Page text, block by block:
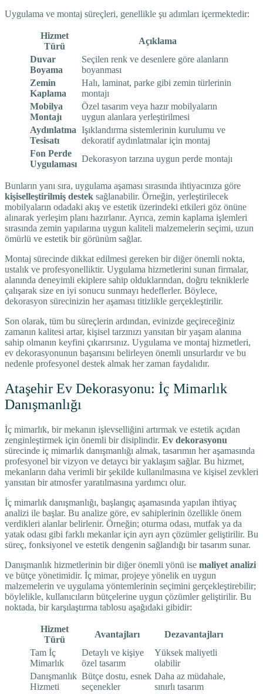
Uygulama ve montaj süreçleri, genellikle şu adımları içermektedir:
Hizmet
Türü
Açıklama
Duvar
Boyama
Seçilen renk ve desenlere göre alanların
boyanması
Zemin
Kaplama
Halı, laminat, parke gibi zemin türlerinin
montajı
Mobilya
Montajı
Özel tasarım veya hazır mobilyaların
uygun alanlara yerleştirilmesi
Aydınlatma
Tesisatı
Işıklandırma sistemlerinin kurulumu ve
dekoratif aydınlatmalar için montaj
Fon Perde
Uygulaması
Dekorasyon tarzına uygun perde montajı
Bunların yanı sıra, uygulama aşaması sırasında ihtiyacınıza göre
kişiselleştirilmiş destek sağlanabilir. Örneğin, yerleştirilecek
mobilyaların odadaki akış ve estetik üzerindeki etkileri göz önüne
alınarak yerleşim planı hazırlanır. Ayrıca, zemin kaplama işlemleri
sırasında zemin yapılarına uygun kaliteli malzemelerin seçimi, uzun
ömürlü ve estetik bir görünüm sağlar.
Montaj sürecinde dikkat edilmesi gereken bir diğer önemli nokta,
ustalık ve profesyonelliktir. Uygulama hizmetlerini sunan firmalar,
alanında deneyimli ekiplere sahip olduklarından, doğru tekniklerle
çalışarak size en iyi sonucu sunmayı hedeflerler. Böylece,
dekorasyon sürecinizin her aşaması titizlikle gerçekleştirilir.
Son olarak, tüm bu süreçlerin ardından, evinizde geçireceğiniz
zamanın kalitesi artar, kişisel tarzınızı yansıtan bir yaşam alanına
sahip olmanın keyfini çıkarırsınız. Uygulama ve montaj hizmetleri,
ev dekorasyonunun başarısını belirleyen önemli unsurlardır ve bu
nedenle profesyonel destek almak her zaman faydalıdır.
Ataşehir Ev Dekorasyonu: İç Mimarlık
Danışmanlığı
İç mimarlık, bir mekanın işlevselliğini artırmak ve estetik açıdan
zenginleştirmek için önemli bir disiplindir. Ev dekorasyonu
sürecinde iç mimarlık danışmanlığı almak, tasarımın her aşamasında
profesyonel bir vizyon ve detaycı bir yaklaşım sağlar. Bu hizmet,
mekanların daha verimli bir şekilde kullanılmasına ve kişisel zevkleri
yansıtan bir atmosfer yaratılmasına yardımcı olur.
İç mimarlık danışmanlığı, başlangıç aşamasında yapılan ihtiyaç
analizi ile başlar. Bu analize göre, ev sahiplerinin özellikle önem
verdikleri alanlar belirlenir. Örneğin; oturma odası, mutfak ya da
yatak odası gibi farklı mekanlar için ayrı ayrı çözümler geliştirilir. Bu
süreç, fonksiyonel ve estetik dengenin sağlandığı bir tasarım sunar.
Danışmanlık hizmetlerinin bir diğer önemli yönü ise maliyet analizi
ve bütçe yönetimidir. İç mimar, projeye yönelik en uygun
malzemelerin ve uygulama yöntemlerinin seçimini gerçekleştirebilir;
böylelikle, kullanıcıların bütçelerine uygun çözümler geliştirilir. Bu
noktada, bir karşılaştırma tablosu aşağıdaki gibidir:
Hizmet
Türü
Avantajları
Dezavantajları
Tam İç
Mimarlık
Detaylı ve kişiye
özel tasarım
Yüksek maliyetli
olabilir
Danışmanlık
Hizmeti
Bütçe dostu, esnek
seçenekler
Daha az müdahale,
sınırlı tasarım